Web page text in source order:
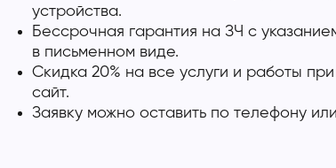
устройства.
Бессрочная гарантия на ЗЧ с
в письменном виде.
Скидка 20% на все услуги и работы
сайт.
Заявку можно оставить по телефону